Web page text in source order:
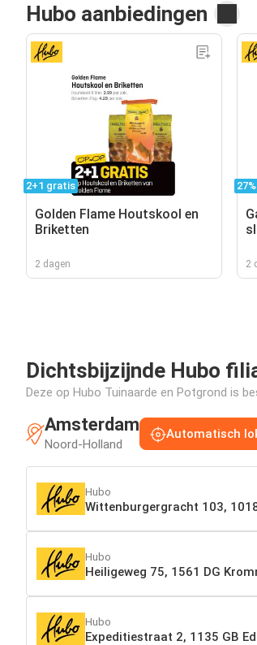
Hubo aanbiedingen
2+1 gratis
Golden Flame Houtskool en
Briketten
2 dagen 2
Dichtsbijzijnde Hubo
Deze op Hubo Tuinaarde en Potgrond is
Amsterdam
Noord-Holland
Automatisch
Hubo
Wittenburgergracht 103,
Hubo
Heiligeweg 75, 1561 DG
Hubo
Expeditiestraat 2, 1135 GB